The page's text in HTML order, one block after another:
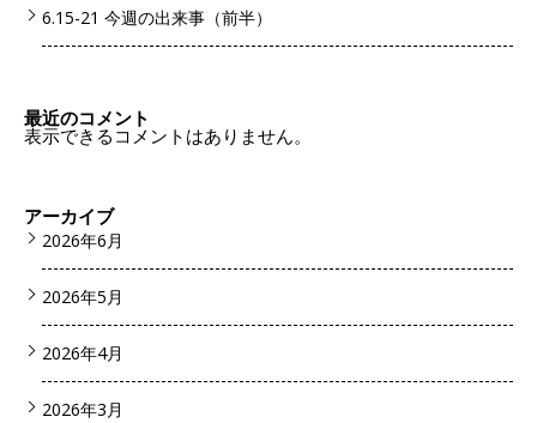
6.15-21 今週の出来事（前半）
最近のコメント
表示できるコメントはありません。
アーカイブ
2026年6月
2026年5月
2026年4月
2026年3月